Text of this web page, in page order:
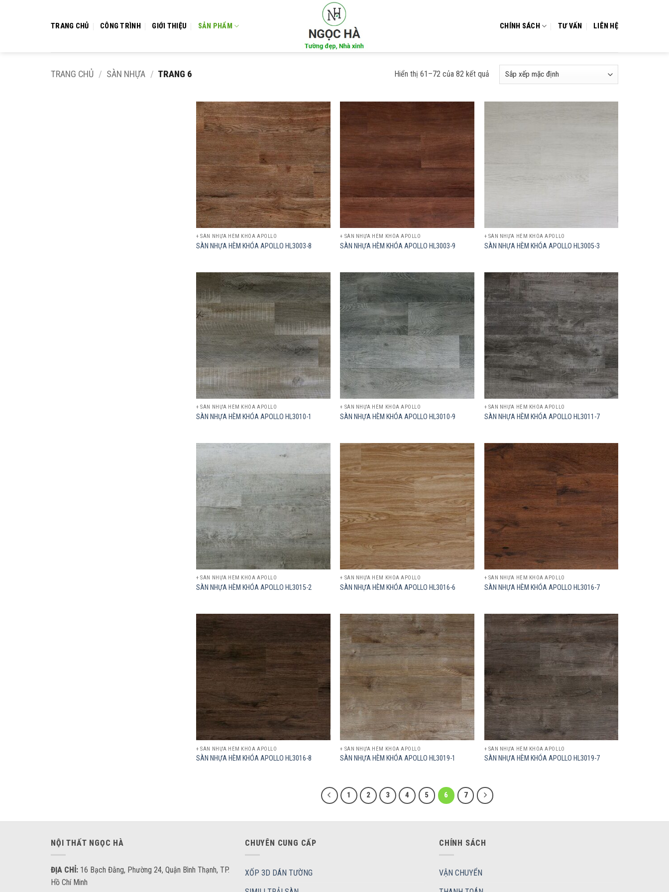
TRANG CHỦ CÔNG TRÌNH GIỚI THIỆU SẢN PHẨM CHÍNH SÁCH TƯ VẤN LIÊN HỆ
TRANG CHỦ / SÀN NHỰA / TRANG 6 Hiển thị 61–72 của 82 kết quả
Add to
wishlist
+ SÀN NHỰA HÈM KHÓA APOLLO
SÀN NHỰA HÈM KHÓA APOLLO HL3003-8
wishlist
+ SÀN NHỰA HÈM KHÓA APOLLO
SÀN NHỰA HÈM KHÓA APOLLO HL3003-9
+ SÀN NHỰA HÈM KHÓA APOLLO
SÀN NHỰA HÈM KHÓA APOLLO HL3005-3
Add to
wishlist
+ SÀN NHỰA HÈM KHÓA APOLLO
SÀN NHỰA HÈM KHÓA APOLLO HL3010-1
Add to
wishlist
+ SÀN NHỰA HÈM KHÓA APOLLO
SÀN NHỰA HÈM KHÓA APOLLO HL3010-9
Add to
wishlist
+ SÀN NHỰA HÈM KHÓA APOLLO
SÀN NHỰA HÈM KHÓA APOLLO HL3011-7
Add to
+ SÀN NHỰA HÈM KHÓA APOLLO
SÀN NHỰA HÈM KHÓA APOLLO HL3015-2
Add to
wishlist
+ SÀN NHỰA HÈM KHÓA APOLLO
SÀN NHỰA HÈM KHÓA APOLLO HL3016-6
Add to
wishlist
+ SÀN NHỰA HÈM KHÓA APOLLO
SÀN NHỰA HÈM KHÓA APOLLO HL3016-7
Add to
wishlist
+ SÀN NHỰA HÈM KHÓA APOLLO
SÀN NHỰA HÈM KHÓA APOLLO HL3016-8
Add to
wishlist
+ SÀN NHỰA HÈM KHÓA APOLLO
SÀN NHỰA HÈM KHÓA APOLLO HL3019-1
Add to
wishlist
+ SÀN NHỰA HÈM KHÓA APOLLO
SÀN NHỰA HÈM KHÓA APOLLO HL3019-7
1 2 3 4 5 6 7
NỘI THẤT NGỌC HÀ
ĐỊA CHỈ: 16 Bạch Đằng, Phường 24, Quận Bình Thạnh, TP.
Hồ Chí Minh
CHUYÊN CUNG CẤP
XỐP 3D DÁN TƯỜNG
CHÍNH SÁCH
VẬN CHUYỂN